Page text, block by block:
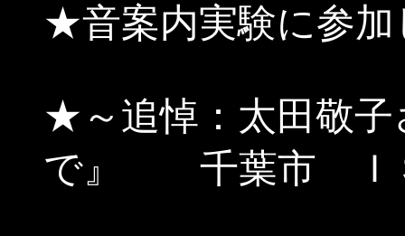
★音案内実験に
★～追悼：太田敬子
で』 千葉市 Ｉ